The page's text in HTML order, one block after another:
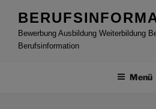
Inhalt
springenBewerbung Ausbildung Weiterbildung
Berufsinformation
Menü